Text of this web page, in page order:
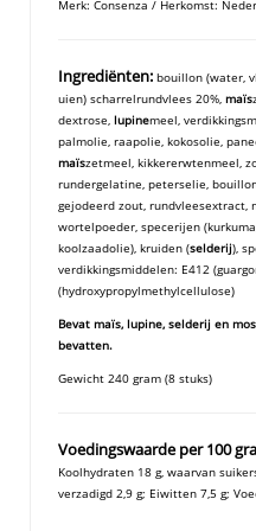
Merk: Consenza / Herkomst:
Ingrediënten: bouillon (water,
uien) scharrelrundvlees 20%, maïs
dextrose, lupinemeel,
palmolie, raapolie, kokosolie,
maïszetmeel, kikkererwtenmeel,
rundergelatine, peterselie,
gejodeerd zout,
wortelpoeder, specerijen
koolzaadolie), kruiden (selderij),
verdikkingsmiddelen: E412
(hydroxypropylmethylcellulose)
Bevat maïs, lupine, selderij en
bevatten.
Gewicht 240 gram (8 stuks)
Voedingswaarde per 100
Koolhydraten 18 g, waarvan
verzadigd 2,9 g; Eiwitten 7,5 g;